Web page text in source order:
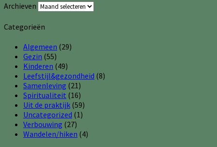
Archieven
Categorieën
Algemeen (29)
Gezin (55)
Kinderen (49)
Leefstijl&gezondheid (8)
Samenleving (21)
Spiritualiteit (16)
Uit de praktijk (59)
Uncategorized (1)
Verbouwing (27)
Wandelen/hiken (4)